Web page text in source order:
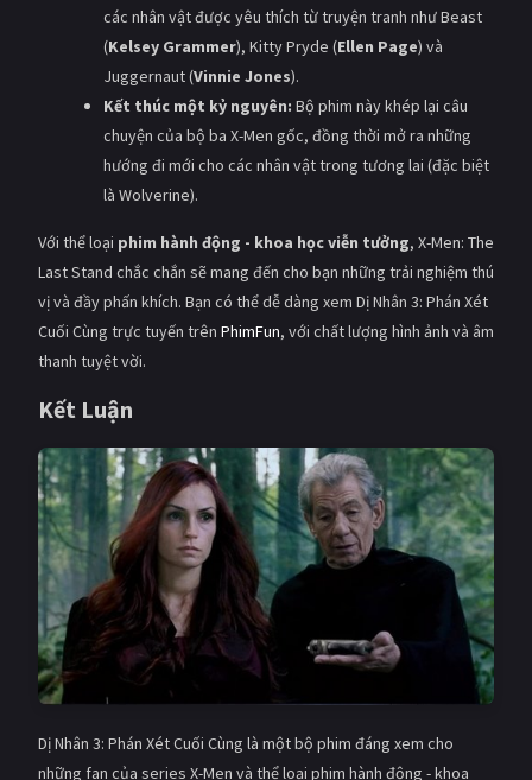
các nhân vật được yêu thích từ truyện tranh như Beast
(Kelsey Grammer), Kitty Pryde (Ellen Page) và
Juggernaut (Vinnie Jones).
Kết thúc một kỷ nguyên: Bộ phim này khép lại câu
chuyện của bộ ba X-Men gốc, đồng thời mở ra những
hướng đi mới cho các nhân vật trong tương lai (đặc biệt
là Wolverine).
Với thể loại phim hành động - khoa học viễn tưởng, X-Men: The
Last Stand chắc chắn sẽ mang đến cho bạn những trải nghiệm thú
vị và đầy phấn khích. Bạn có thể dễ dàng xem Dị Nhân 3: Phán Xét
Cuối Cùng trực tuyến trên PhimFun, với chất lượng hình ảnh và âm
thanh tuyệt vời.
Kết Luận
Dị Nhân 3: Phán Xét Cuối Cùng là một bộ phim đáng xem cho
những fan của series X-Men và thể loại phim hành động - khoa